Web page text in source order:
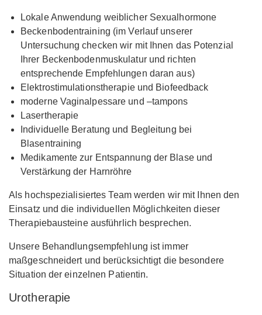
Lokale Anwendung weiblicher Sexualhormone
Beckenbodentraining (im Verlauf unserer
Untersuchung checken wir mit Ihnen das Potenzial
Ihrer Beckenbodenmuskulatur und richten
entsprechende Empfehlungen daran aus)
Elektrostimulationstherapie und Biofeedback
moderne Vaginalpessare und –tampons
Lasertherapie
Individuelle Beratung und Begleitung bei
Blasentraining
Medikamente zur Entspannung der Blase und
Verstärkung der Harnröhre
Als hochspezialisiertes Team werden wir mit Ihnen den
Einsatz und die individuellen Möglichkeiten dieser
Therapiebausteine ausführlich besprechen.
Unsere Behandlungsempfehlung ist immer
maßgeschneidert und berücksichtigt die besondere
Situation der einzelnen Patientin.
Urotherapie